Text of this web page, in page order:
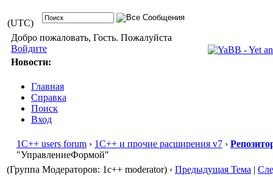
(UTC)
Добро пожаловать, Гость. Пожалуйста
Войдите
Новости:
Главная
Справка
Поиск
Вход
1С++ users forum › 1С++ и прочие расширения v7 ›
"УправлениеФормой"
(Группа Модераторов: 1c++ moderator) ‹ Предыдущая Тема |